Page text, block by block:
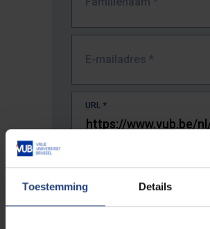
Toestemming Details
E-mailadres *
URL *
De volledige URL van de pagina waar